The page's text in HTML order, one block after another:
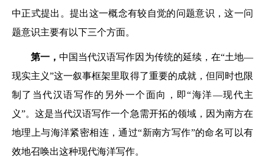
中正式提出。提出这一概念有较自觉的问题意识，这一问
题意识主要有以下三个方面。
第一，中国当代汉语写作因为传统的延续，在“土地—
现实主义”这一叙事框架里取得了重要的成就，但同时也限
制了当代汉语写作的另外一个面向，即“海洋—现代主
义”。这是当代汉语写作一个急需开拓的领域，因为南方在
地理上与海洋紧密相连，通过“新南方写作”的命名可以有
效地召唤出这种现代海洋写作。